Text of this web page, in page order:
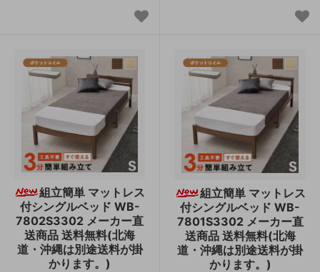
組立簡単 マットレス
付シングルベッド WB-
7802S3302 メーカー直
送商品 送料無料(北海
道・沖縄は別途送料が掛
かります。)
組立簡単 マットレス
付シングルベッド WB-
7801S3302 メーカー直
送商品 送料無料(北海
道・沖縄は別途送料が掛
かります。)